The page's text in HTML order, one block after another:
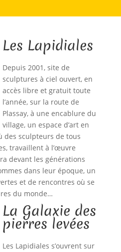
Les Lapidiales
Depuis 2001, site de
sculptures à ciel ouvert, en
accès libre et gratuit toute
l’année, sur la route de
Plassay, à une encablure du
village, un espace d’art en
des sculpteurs de tous
travaillent à l’œuvre
devant les générations
dans leur époque, un
et de rencontres où se
du monde…
La Galaxie des
pierres levées
Les Lapidiales s’ouvrent sur